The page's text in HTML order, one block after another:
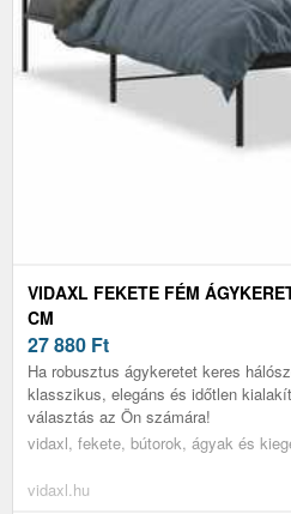
VIDAXL FEKETE FÉM
CM
27 880 Ft
Ha robusztus ágykeretet keres
klasszikus, elegáns és időtlen
választás az Ön számára!
vidaxl, fekete, bútorok, ágyak és
vidaxl.hu